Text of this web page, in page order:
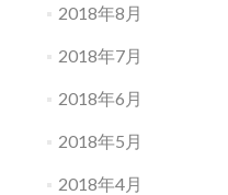
2018年8月
2018年7月
2018年6月
2018年5月
2018年4月